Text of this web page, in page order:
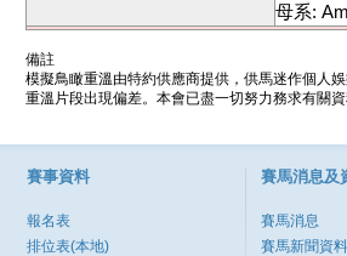
母系:
備註
模擬鳥瞰重溫由特約供應商提供，供馬迷作個人
重溫片段出現偏差。本會已盡一切努力務求有關
賽事資料
報名表
排位表(本地)
賽馬消息及
賽馬消息
賽馬新聞資